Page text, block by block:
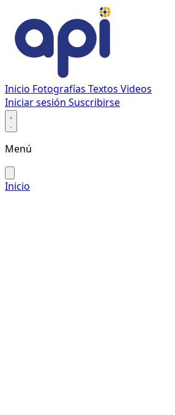
Inicio Fotografías Textos Videos
Iniciar sesión Suscribirse
Menú
Inicio